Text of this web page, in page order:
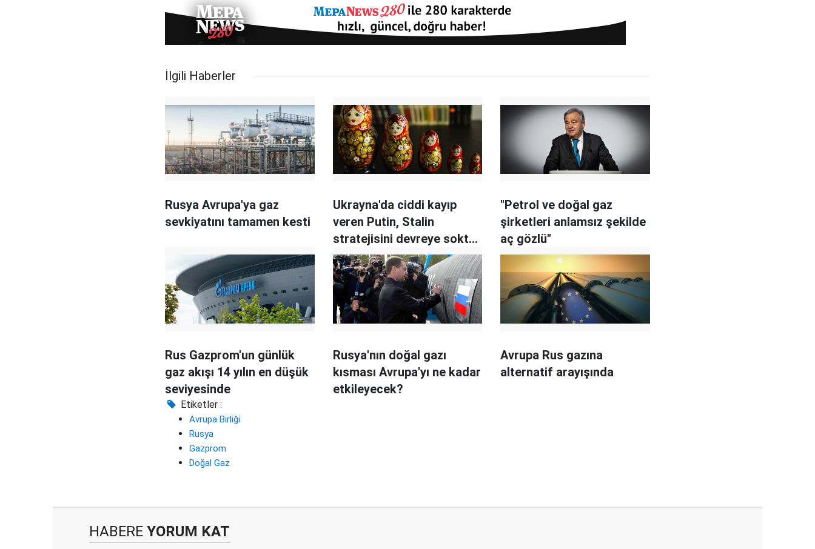
İlgili Haberler
Rusya Avrupa'ya gaz
sevkiyatını tamamen kesti
Ukrayna'da ciddi kayıp
veren Putin, Stalin
stratejisini devreye soktu:
Çocuk yapın
"Petrol ve doğal gaz
şirketleri anlamsız şekilde
aç gözlü"
Rus Gazprom'un günlük
gaz akışı 14 yılın en düşük
seviyesinde
Rusya'nın doğal gazı
kısması Avrupa'yı ne kadar
etkileyecek?
Avrupa Rus gazına
alternatif arayışında
Etiketler :
Avrupa Birliği
Rusya
Gazprom
Doğal Gaz
HABERE YORUM KAT